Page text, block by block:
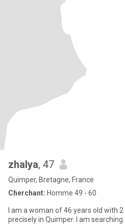
zhalya, 47
Quimper, Bretagne, France
Cherchant: Homme 49 - 60
I am a woman of 46 years old with 2
precisely in Quimper. I am